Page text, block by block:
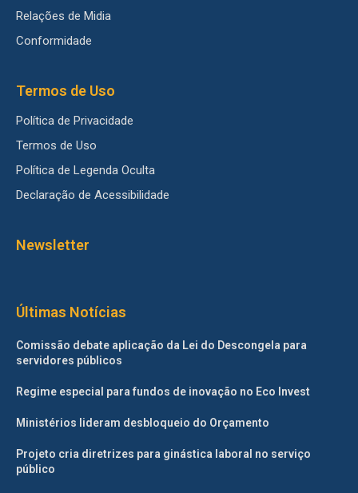
Relações de Midia
Conformidade
Termos de Uso
Política de Privacidade
Termos de Uso
Política de Legenda Oculta
Declaração de Acessibilidade
Newsletter
Últimas Notícias
Comissão debate aplicação da Lei do Descongela para
servidores públicos
Regime especial para fundos de inovação no Eco Invest
Ministérios lideram desbloqueio do Orçamento
Projeto cria diretrizes para ginástica laboral no serviço
público